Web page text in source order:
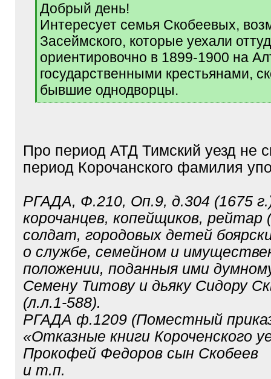
q
]
Добрый день!
Интересует семья Скобеевых,
Засеймского, которые уехали
ориентировочно в 1899-1900 на
государственными крестьянами,
бывшие однодворцы.
[
Про период АТД Тимский уезд не
период Корочанского фамилия
РГАДА, Ф.210, Оп.9, д.304 (1675
корочанцев, копейщиков, рейтар
солдат, городовых детей
о службе, семейном и
положении, поданныя ими
Семену Титову и дьяку Сидору
(л.л.1-588).
РГАДА ф.1209 (Поместный
«Отказные книги Короченского
Прокофей Федоров сын Скобеев
и т.п.